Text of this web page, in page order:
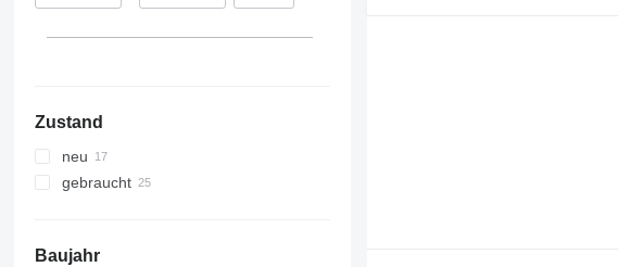
Zustand
neu
gebraucht
Baujahr